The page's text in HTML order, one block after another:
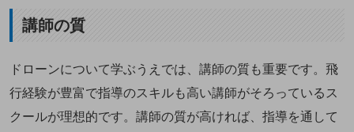
講師の質
ドローンについて学ぶうえでは、講師の質も重要です。飛
行経験が豊富で指導のスキルも高い講師がそろっているス
クールが理想的です。講師の質が高ければ、指導を通して